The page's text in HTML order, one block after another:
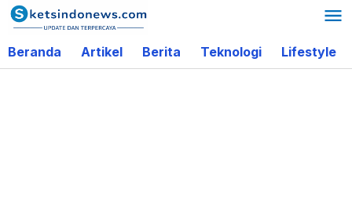
Lewati
ke
konten
Beranda Artikel Berita Teknologi Lifestyle